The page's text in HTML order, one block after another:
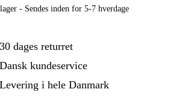
- Sendes inden for 5-7 hverdage
30 dages returret
Dansk kundeservice
Levering i hele Danmark